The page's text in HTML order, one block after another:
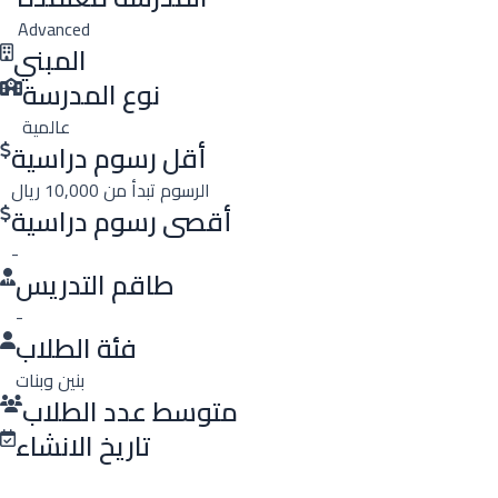
Advanced
المبني
نوع المدرسة
عالمية
أقل رسوم دراسية
الرسوم تبدأ من 10,000 ريال
أقصى رسوم دراسية
-
طاقم التدريس
-
فئة الطلاب
بنين وبنات
متوسط عدد الطلاب
تاريخ الانشاء